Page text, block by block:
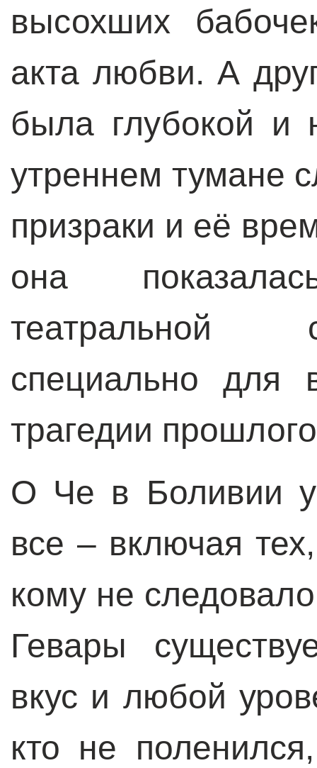
высохших
акта любви. А
была глубокой и
утреннем тумане
призраки и её
она
театральной
специально для
трагедии
О Че в Боливии
все – включая
кому не
Гевары
вкус и любой
кто не